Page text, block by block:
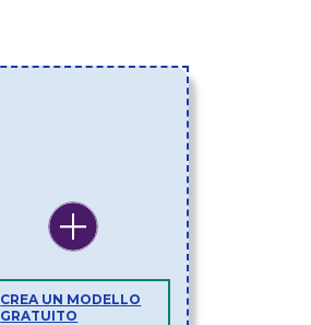
CREA UN MODELLO
GRATUITO